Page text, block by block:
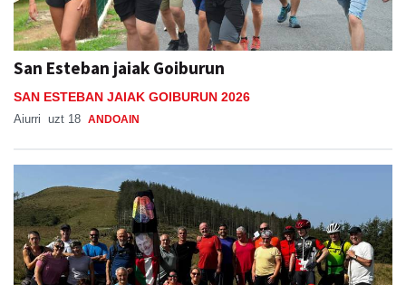
San Esteban jaiak Goiburun
SAN ESTEBAN JAIAK GOIBURUN 2026
Aiurri uzt 18 ANDOAIN